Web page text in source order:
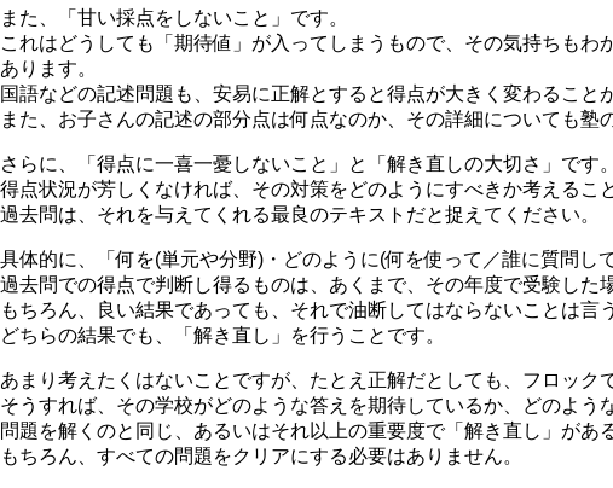
また、「甘い採点をしないこと」です。
これはどうしても「期待値」が入ってしまうもので、その気持ちも
あります。
国語などの記述問題も、安易に正解とすると得点が大きく変わるこ
また、お子さんの記述の部分点は何点なのか、その詳細についても塾
さらに、「得点に一喜一憂しないこと」と「解き直しの大切さ」です。
得点状況が芳しくなければ、その対策をどのようにすべきか考えるこ
過去問は、それを与えてくれる最良のテキストだと捉えてください。
具体的に、「何を(単元や分野)・どのように(何を使って／誰に質問し
過去問での得点で判断し得るものは、あくまで、その年度で受験した
もちろん、良い結果であっても、それで油断してはならないことは言
どちらの結果でも、「解き直し」を行うことです。
あまり考えたくはないことですが、たとえ正解だとしても、フロッ
そうすれば、その学校がどのような答えを期待しているか、どのよ
問題を解くのと同じ、あるいはそれ以上の重要度で「解き直し」が
もちろん、すべての問題をクリアにする必要はありません。